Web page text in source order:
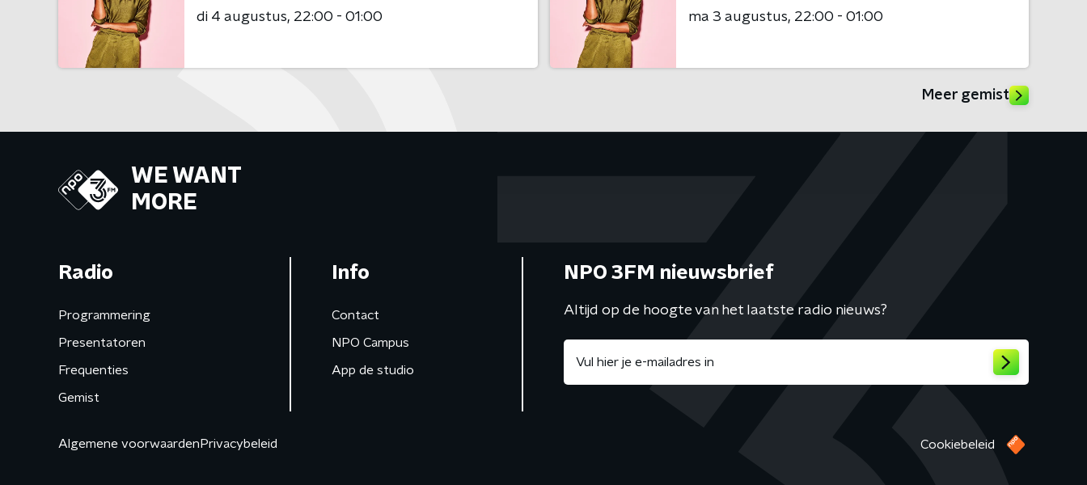
di 4 augustus 22:00 - 01:00
ma 3 augustus 22:00 - 01:00
Meer gemist
WE WANT
MORE
Radio
Programmering
Presentatoren
Frequenties
Gemist
Info
Contact
NPO Campus
App de studio
NPO 3FM nieuwsbrief
Altijd op de hoogte van het laatste radio nieuws?
Algemene voorwaarden Privacybeleid Cookiebeleid